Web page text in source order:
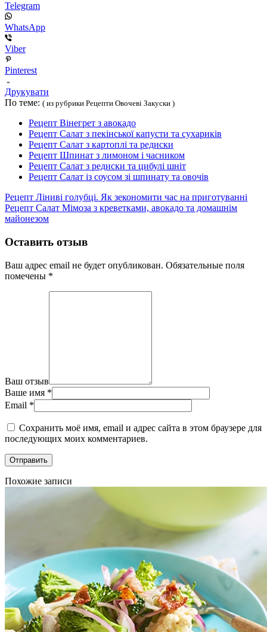
Telegram
WhatsApp
Viber
Pinterest
Друкувати
По теме: ( из рубрики Рецепти Овочеві Закуски )
Рецепт Вінегрет з авокадо
Рецепт Салат з пекінської капусти та сухариків
Рецепт Салат з картоплі та редиски
Рецепт Шпинат з лимоном і часником
Рецепт Салат з редиски та цибулі шніт
Рецепт Салат із соусом зі шпинату та овочів
Рецепт Ліниві голубці. Як зекономити час на приготуванні
Рецепт Салат Мімоза з креветками, авокадо та домашнім
майонезом
Оставить отзыв
Ваш адрес email не будет опубликован. Обязательные поля
помечены *
Ваш отзыв
Ваше имя *
Email *
Сохранить моё имя, email и адрес сайта в этом браузере для
последующих моих комментариев.
Похожие записи